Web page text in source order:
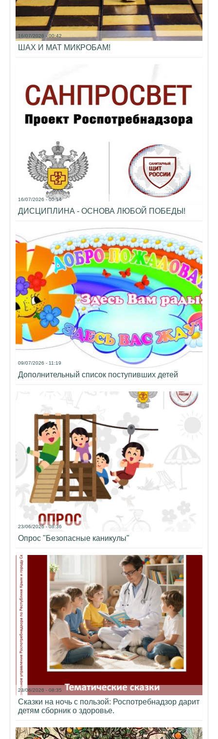
16/07/2026 - 00:42
ШАХ И МАТ МИКРОБАМ!
16/07/2026 - 00:14
ДИСЦИПЛИНА - ОСНОВА ЛЮБОЙ ПОБЕДЫ!
09/07/2026 - 11:19
Дополнительный список поступивших детей
23/06/2026 - 08:36
Опрос "Безопасные каникулы"
23/06/2026 - 08:35
Сказки на ночь с пользой: Роспотребнадзор дарит
детям сборник о здоровье.